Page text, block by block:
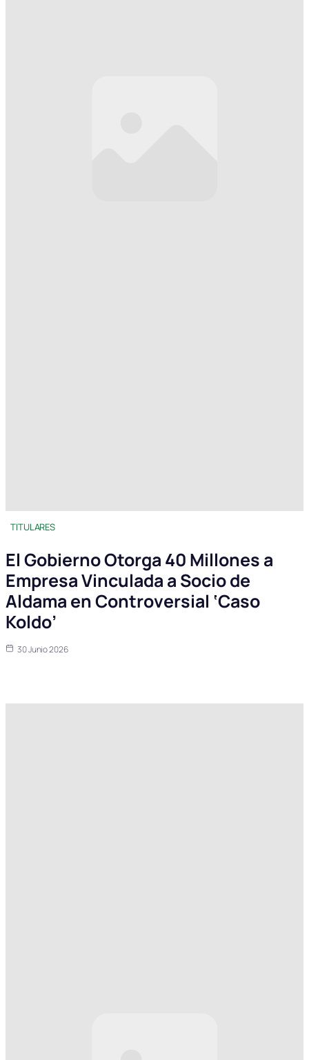
TITULARES
El Gobierno Otorga 40 Millones a
Empresa Vinculada a Socio de
Aldama en Controversial ‘Caso
Koldo’
30 Junio 2026